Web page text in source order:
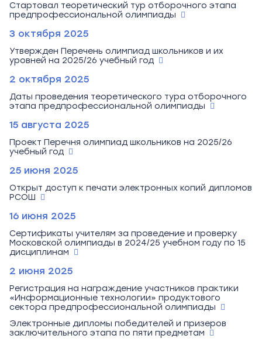
Стартовал теоретический тур отборочного этапа
предпрофессиональной олимпиады
3 октября 2025
Утвержден Перечень олимпиад школьников и их
уровней на 2025/26 учебный год
2 октября 2025
Даты проведения теоретического тура отборочного
этапа предпрофессиональной олимпиады
15 августа 2025
Проект Перечня олимпиад школьников на 2025/26
учебный год
25 июня 2025
Открыт доступ к печати электронных копий дипломов
РСОШ
16 июня 2025
Сертификаты учителям за проведение и проверку
Московской олимпиады в 2024/25 учебном году по 15
дисциплинам
2 июня 2025
Регистрация на награждение участников практики
«Информационные технологии» продуктового
сектора предпрофессиональной олимпиады
Электронные дипломы победителей и призеров
заключительного этапа по пяти предметам